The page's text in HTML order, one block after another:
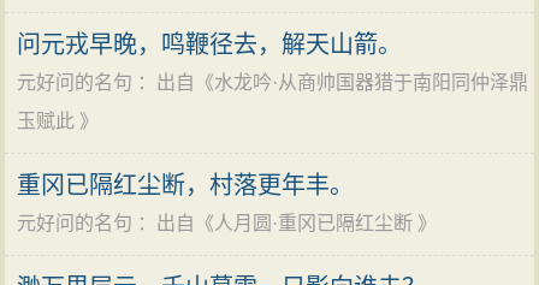
名实不相符”的叹息。如今又将百年，更显颓败了。颓败
之间，只剩下遗忘。
且莫独罪元遗山
碑》一诗，其中一句“作诗为告曹听翁，且莫独罪元遗
山”，历代学者认为这句话是郝经在为老师辩解，意思是
衔，却以“布衣”参与修《明史》。民国三年（1914年）创
清史馆，也有不少清朝遗老为报故主来参与《清史稿》
的编撰。
职镇平县令，时元宵佳节，百姓对他恋恋不会，敬酒惜
元太宗十一年（1239年）秋，因其诗文名气颇大，
耶律楚材倾心接纳元好问。可五十岁的元好问已无意出
问元戎早晚，鸣鞭径去，解天山箭。
元好问的名句 ：出自《水龙吟·从商帅国器猎于南阳同仲泽鼎
玉赋此 》
重冈已隔红尘断，村落更年丰。
元好问的名句 ：出自《 人月圆·重冈已隔红尘断 》